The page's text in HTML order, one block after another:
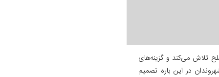
تلاش می‌کند و گزینه‌های
در این باره تصمیم